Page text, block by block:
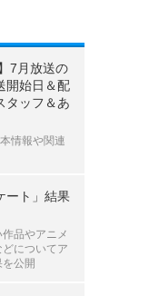
7月放送の
開始日＆配
タッフ＆あ
情報や関連
ート」結果
品やアニメ
についてア
公開